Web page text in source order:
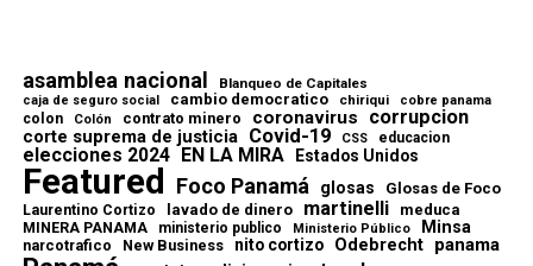
asamblea nacional Blanqueo de Capitales
caja de seguro social cambio democratico chiriqui cobre panama
colon Colón contrato minero coronavirus corrupcion
corte suprema de justicia Covid-19 CSS educacion
elecciones 2024 EN LA MIRA Estados Unidos
Featured Foco Panamá glosas Glosas de Foco
Laurentino Cortizo lavado de dinero martinelli meduca
MINERA PANAMA ministerio publico Ministerio Público Minsa
narcotrafico New Business nito cortizo Odebrecht panama